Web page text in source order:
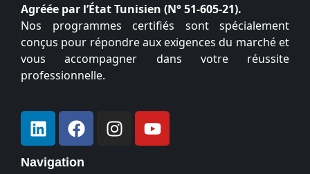
Agréée par l’État Tunisien (N° 51-605-21).
Nos programmes certifiés sont spécialement
conçus pour répondre aux exigences du marché et
vous accompagner dans votre réussite
professionnelle.
Navigation